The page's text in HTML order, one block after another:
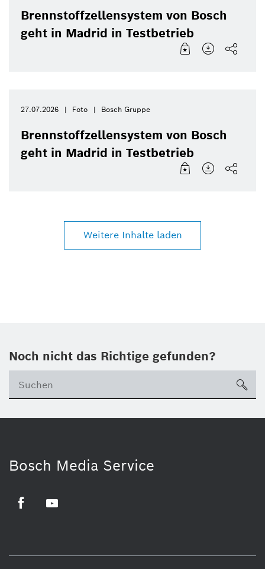
Brennstoffzellensystem von Bosch
geht in Madrid in Testbetrieb
27.07.2026 Foto Bosch Gruppe
Brennstoffzellensystem von Bosch
geht in Madrid in Testbetrieb
Weitere Inhalte laden
Noch nicht das Richtige gefunden?
Bosch Media Service